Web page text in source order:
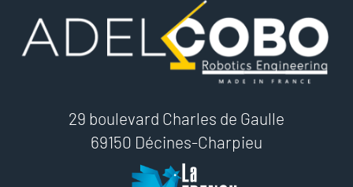
29 boulevard Charles de Gaulle
69150 Décines-Charpieu